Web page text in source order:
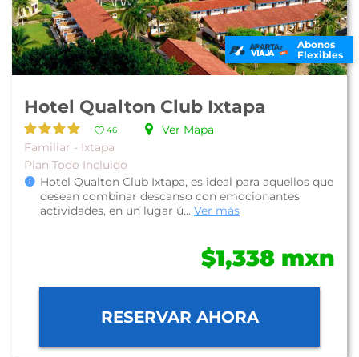
Abonos
Flexibles
Hotel Qualton Club Ixtapa
46
Ver Mapa
Familiar - Ixtapa
Plan Todo Incluido
Hotel Qualton Club Ixtapa, es ideal para aquellos que
desean combinar descanso con emocionantes
actividades, en un lugar ú... Ver más
$1,338 mxn
RESERVAR AHORA